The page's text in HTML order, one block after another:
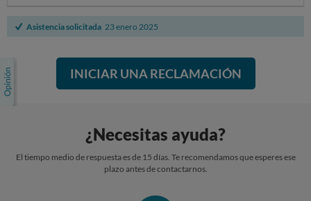
Asistencia solicitada 23 enero 2025
INICIAR UNA RECLAMACIÓN
¿Necesitas ayuda?
El tiempo medio de respuesta es de 15 días. Te recomendamos que esperes ese
plazo antes de contactarnos.